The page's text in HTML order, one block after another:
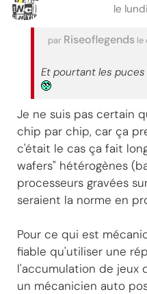
le
par Riseoflegends le
Et pourtant les
Je ne suis pas certain
chip par chip, car ça
c'était le cas ça fait
wafers" hétérogènes
processeurs gravées
seraient la norme en
Pour ce qui est
fiable qu'utiliser une
l'accumulation de jeux
un mécanicien auto